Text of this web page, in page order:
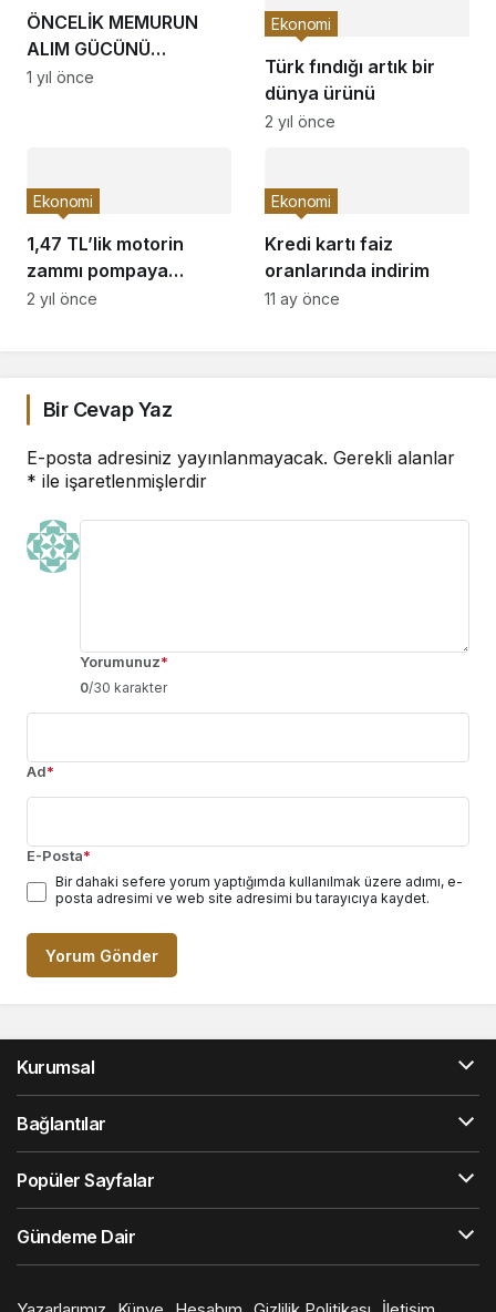
ÖNCELİK MEMURUN
ALIM GÜCÜNÜ
YÜKSELTMEK
1 yıl önce
Türk fındığı artık bir
dünya ürünü
Ekonomi
2 yıl önce
1,47 TL’lik motorin
zammı pompaya
yansıdı!
Ekonomi
2 yıl önce
Kredi kartı faiz
oranlarında indirim
Ekonomi
11 ay önce
Bir Cevap Yaz
E-posta adresiniz yayınlanmayacak. Gerekli alanlar
* ile işaretlenmişlerdir
Yorumunuz*
0/30 karakter
Ad*
E-Posta*
Bir dahaki sefere yorum yaptığımda kullanılmak üzere adımı, e-
posta adresimi ve web site adresimi bu tarayıcıya kaydet.
Yorum Gönder
Kurumsal
Bağlantılar
Popüler Sayfalar
Gündeme Dair